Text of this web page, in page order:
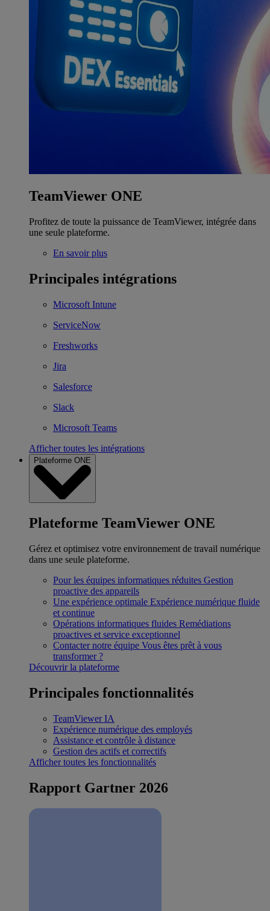
TeamViewer ONE
Profitez de toute la puissance de TeamViewer, intégrée dans
une seule plateforme.
En savoir plus
Principales intégrations
Microsoft Intune
ServiceNow
Freshworks
Jira
Salesforce
Slack
Microsoft Teams
Afficher toutes les intégrations
Plateforme ONE
Plateforme TeamViewer ONE
Gérez et optimisez votre environnement de travail numérique
dans une seule plateforme.
Pour les équipes informatiques réduites Gestion
proactive des appareils
Une expérience optimale Expérience numérique fluide
et continue
Opérations informatiques fluides Remédiations
proactives et service exceptionnel
Contacter notre équipe Vous êtes prêt à vous
transformer ?
Découvrir la plateforme
Principales fonctionnalités
TeamViewer IA
Expérience numérique des employés
Assistance et contrôle à distance
Gestion des actifs et correctifs
Afficher toutes les fonctionnalités
Rapport Gartner 2026